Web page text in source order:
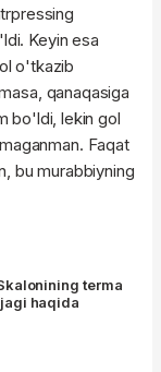
Keyin esa
o'tkazib
qanaqasiga
bo'ldi, lekin gol
Faqat
bu murabbiyning
terma
haqida